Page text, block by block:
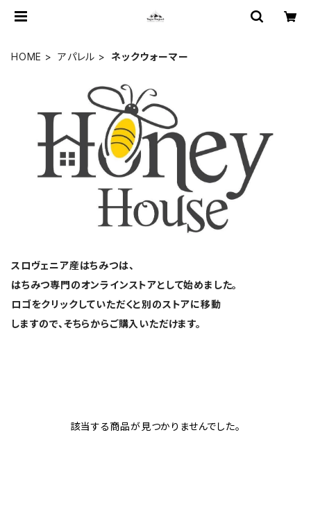
HOME アパレル ネックウォーマー
スロヴェニア産はちみつは、
はちみつ専門のオンラインストアとして始めました。
ロゴをクリックしていただくと別のストアに移動
しますので、そちらからご購入いただけます。
該当する商品が見つかりませんでした。